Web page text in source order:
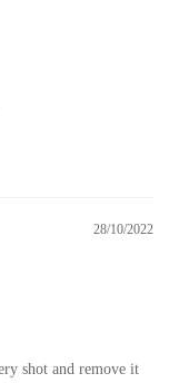
28/10/2022
shot and remove it